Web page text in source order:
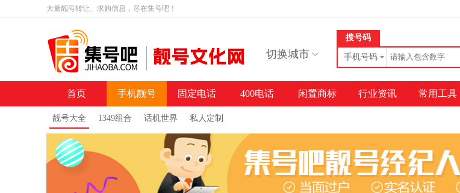
大量靓号转让、求购信息，尽在集号吧！
切换城市
搜号码
手机号码
首页 手机靓号
靓号大全 1349组合 话机世界 私人定制
固定电话 400电话 闲置商标 行业资讯 常用工具